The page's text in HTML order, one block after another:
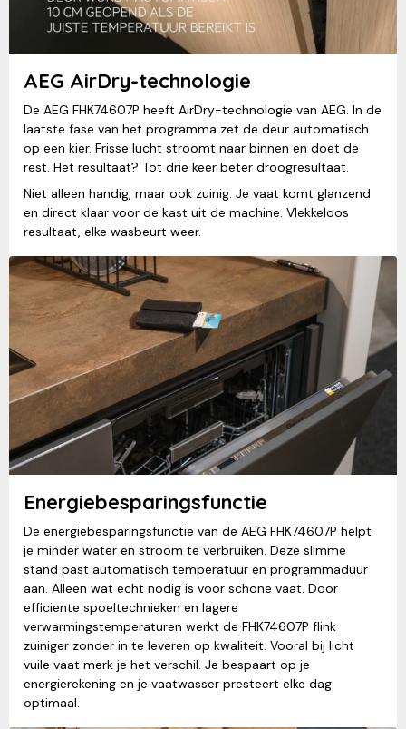
AEG AirDry-technologie
De AEG FHK74607P heeft AirDry-technologie van AEG. In de
laatste fase van het programma zet de deur automatisch
op een kier. Frisse lucht stroomt naar binnen en doet de
rest. Het resultaat? Tot drie keer beter droogresultaat.
Niet alleen handig, maar ook zuinig. Je vaat komt glanzend
en direct klaar voor de kast uit de machine. Vlekkeloos
resultaat, elke wasbeurt weer.
Energiebesparingsfunctie
De energiebesparingsfunctie van de AEG FHK74607P helpt
je minder water en stroom te verbruiken. Deze slimme
stand past automatisch temperatuur en programmaduur
aan. Alleen wat echt nodig is voor schone vaat. Door
efficiente spoeltechnieken en lagere
verwarmingstemperaturen werkt de FHK74607P flink
zuiniger zonder in te leveren op kwaliteit. Vooral bij licht
vuile vaat merk je het verschil. Je bespaart op je
energierekening en je vaatwasser presteert elke dag
optimaal.